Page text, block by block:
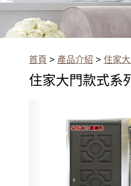
首頁 > 產品介紹 > 住家
住家大門款式系